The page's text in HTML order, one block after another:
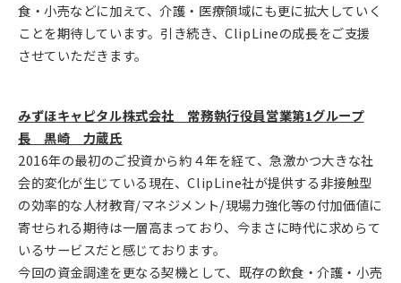
食・小売などに加えて、介護・医療領域にも更に拡大していく
ことを期待しています。引き続き、ClipLineの成長をご支援
させていただきます。
みずほキャピタル株式会社 常務執行役員営業第1グループ
長 黒崎 力蔵氏
2016年の最初のご投資から約４年を経て、急激かつ大きな社
会的変化が生じている現在、ClipLine社が提供する非接触型
の効率的な人材教育/マネジメント/現場力強化等の付加価値に
寄せられる期待は一層高まっており、今まさに時代に求めらて
いるサービスだと感じております。
今回の資金調達を更なる契機として、既存の飲食・介護・小売